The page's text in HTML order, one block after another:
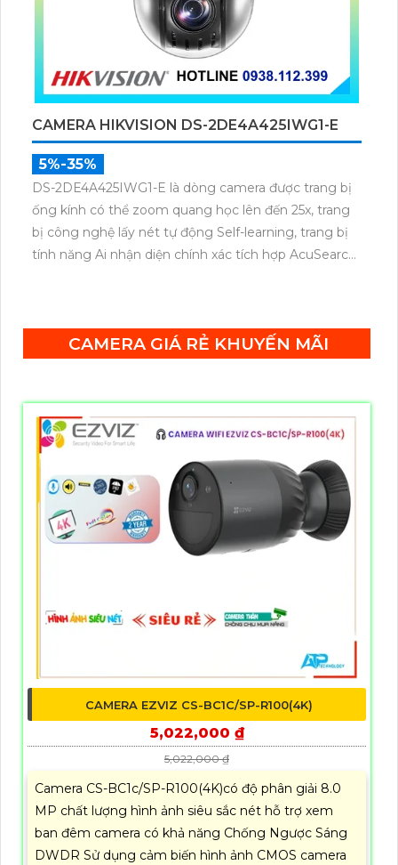
CAMERA HIKVISION DS-2DE4A425IWG1-E
5%-35%
DS-2DE4A425IWG1-E là dòng camera được trang bị
ống kính có thể zoom quang học lên đến 25x, trang
bị công nghệ lấy nét tự động Self-learning, trang bị
tính năng Ai nhận diện chính xác tích hợp AcuSearch
CAMERA GIÁ RẺ KHUYẾN MÃI
CAMERA EZVIZ CS-BC1C/SP-R100(4K)
5,022,000 ₫
5,022,000 ₫
Camera CS-BC1c/SP-R100(4K)có độ phân giải 8.0
MP chất lượng hình ảnh siêu sắc nét hỗ trợ xem
ban đêm camera có khả năng Chống Ngược Sáng
DWDR Sử dụng cảm biến hình ảnh CMOS camera